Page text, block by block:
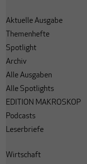
Aktuelle Ausgabe
Themenhefte
Spotlight
Archiv
Alle Ausgaben
Alle Spotlights
EDITION MAKROSKOP
Podcasts
Leserbriefe
Wirtschaft